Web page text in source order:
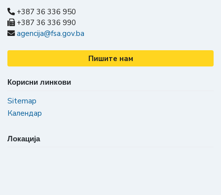
+387 36 336 950
+387 36 336 990
agencija@fsa.gov.ba
Пишите нам
Корисни линкови
Sitemap
Календар
Локација